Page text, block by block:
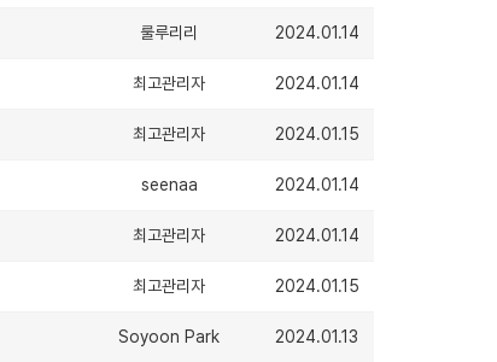
룰루리리 2024.01.14
최고관리자 2024.01.14
최고관리자 2024.01.15
seenaa 2024.01.14
최고관리자 2024.01.14
최고관리자 2024.01.15
Soyoon Park 2024.01.13